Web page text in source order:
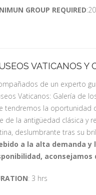
GROUP REQUIRED
VATICANOS Y
de un experto
Vaticanos: Galería de
tendremos la oportunidad
de la antigüedad clásica y
deslumbrante tras su
a la alta demanda y
: 3 hrs